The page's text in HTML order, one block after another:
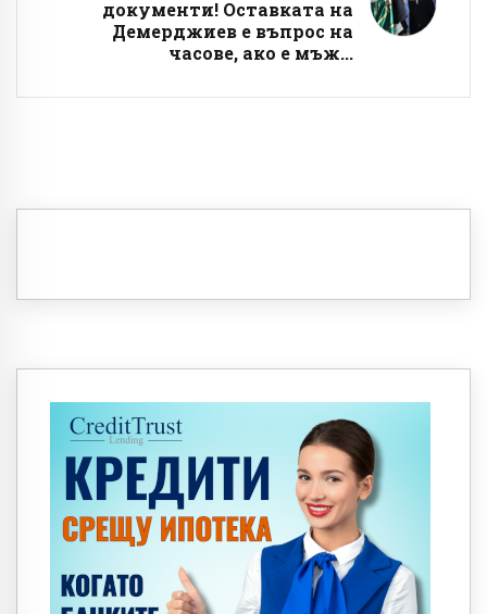
документи! Оставката на
Демерджиев е въпрос на
часове, ако е мъж...